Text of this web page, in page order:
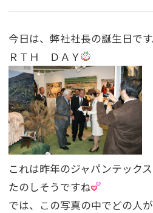
今日は、弊社社長の誕生日です
ＲＴＨ ＤＡＹ
これは昨年のジャパンテック
たのしそうですね
では、この写真の中でどの人